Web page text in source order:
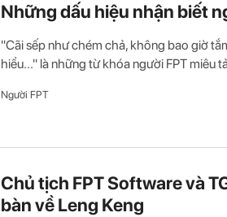
Những dấu hiệu nhận biết
"Cãi sếp như chém chả, không bao giờ
hiểu..." là những từ khóa người FPT miêu
Người FPT
Chủ tịch FPT Software và
bàn về Leng Keng